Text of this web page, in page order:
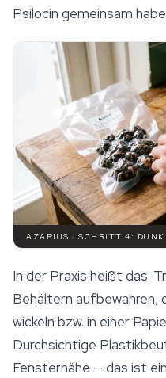
Psilocin gemeinsam
AZARIUS · SCHRITT 4:
In der Praxis heißt das:
Behältern aufbewahren,
wickeln bzw. in einer
Durchsichtige
Fensternähe — das ist